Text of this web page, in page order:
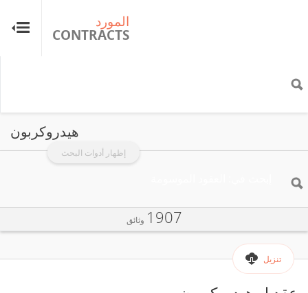
المورد
CONTRACTS
إظهار أدوات البحث
هيدروكربون
تنزيل
1907 وثائق